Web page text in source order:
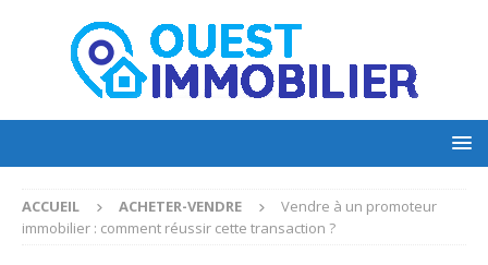
ACCUEIL ACHETER-VENDRE
Vendre à un promoteur
immobilier : comment réussir cette transaction ?